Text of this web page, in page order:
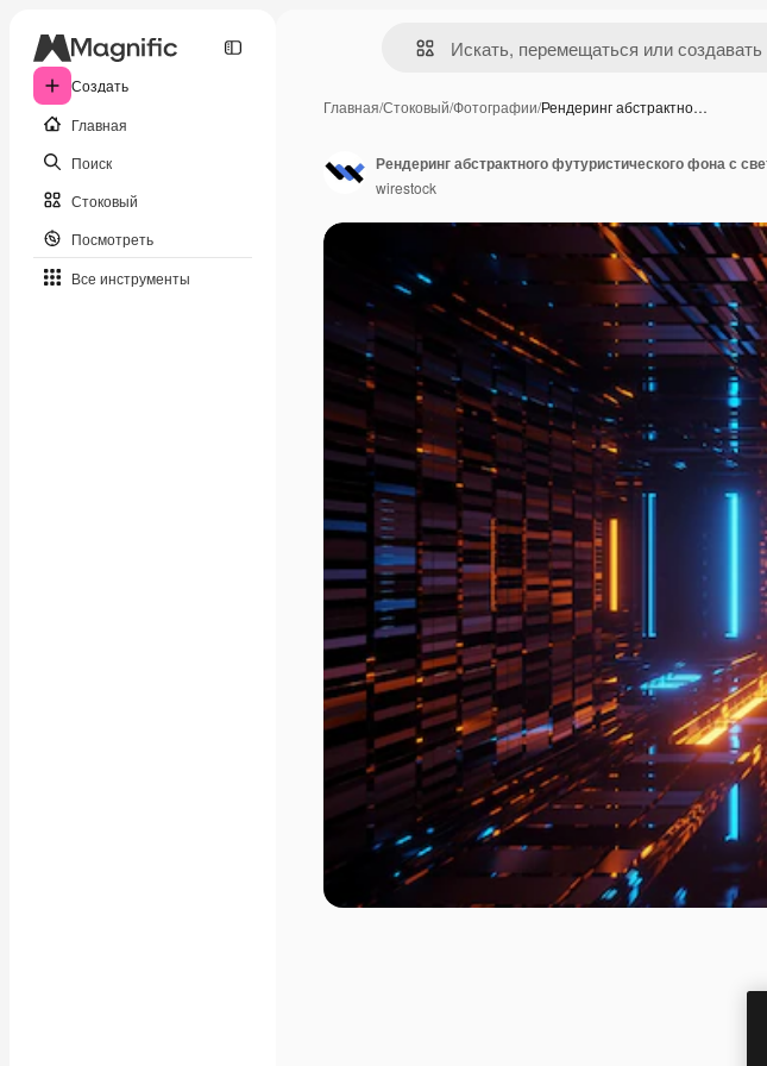
Создать
Главная
Поиск
Стоковый
Посмотреть
Все инструменты
Главная/Стоковый/Фотографии/Рендеринг абстрактно…
wirestock